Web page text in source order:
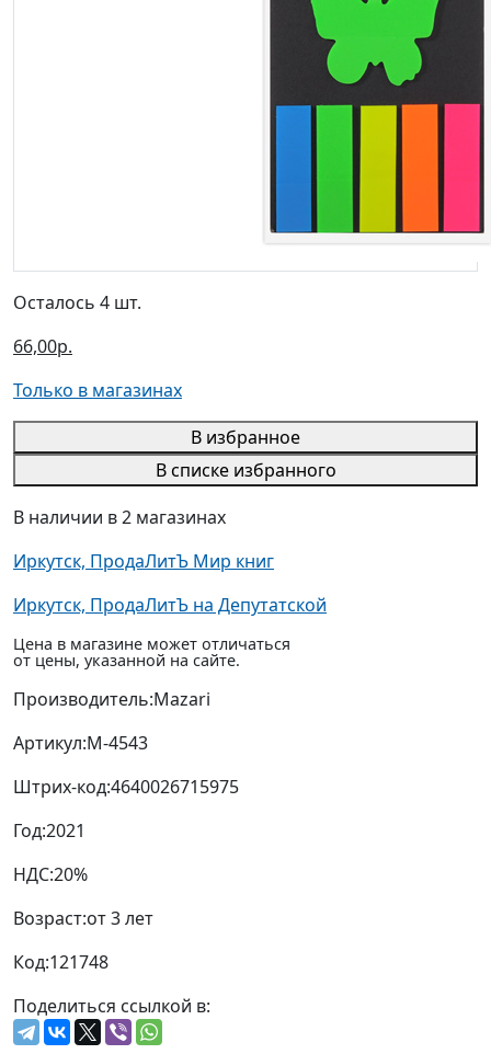
Осталось 4 шт.
66,00р.
Только в магазинах
В избранное
В списке избранного
В наличии в 2 магазинах
Иркутск, ПродаЛитЪ Мир книг
Иркутск, ПродаЛитЪ на Депутатской
Цена в магазине может отличаться
от цены, указанной на сайте.
Производитель:Mazari
Артикул:M-4543
Штрих-код:4640026715975
Год:2021
НДС:20%
Возраст:от 3 лет
Код:121748
Поделиться ссылкой в: